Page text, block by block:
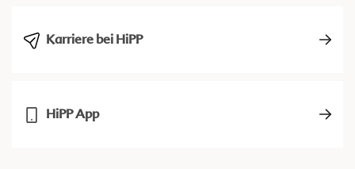
Karriere bei HiPP
HiPP App